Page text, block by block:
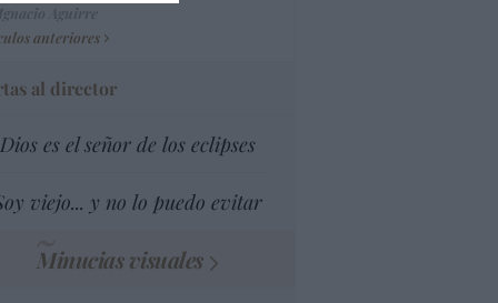
anteriores
al director
Dios es el señor de los eclipses
viejo... y no lo puedo evitar
Minucias visuales